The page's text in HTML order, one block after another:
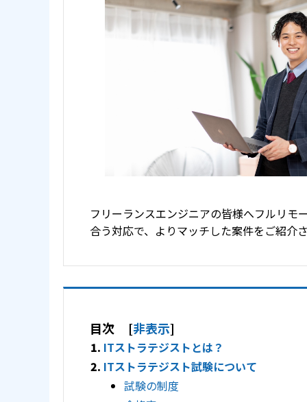
フリーランスエンジニアの皆様へフルリモ
合う対応で、よりマッチした案件をご紹介
目次 [非表示]
ITストラテジストとは？
ITストラテジスト試験について
試験の制度